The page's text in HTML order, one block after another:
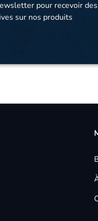
pour recevoir
sur nos produits